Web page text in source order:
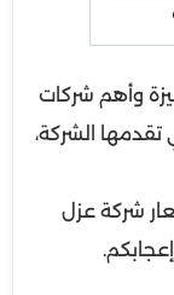
وأهم شركات
الشركة،
شركة عزل